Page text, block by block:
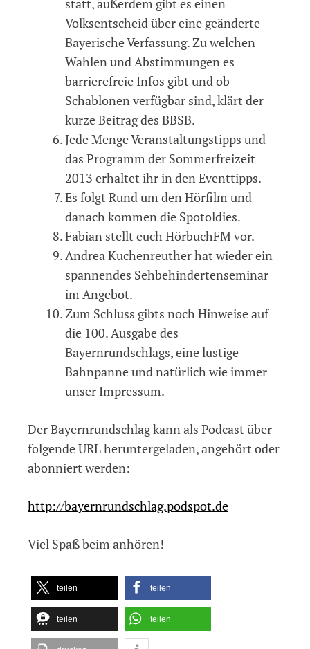
Volksentscheid über eine geänderte
Bayerische Verfassung. Zu welchen
Wahlen und Abstimmungen es
barrierefreie Infos gibt und ob
Schablonen verfügbar sind, klärt der
kurze Beitrag des BBSB.
Jede Menge Veranstaltungstipps und
das Programm der Sommerfreizeit
2013 erhaltet ihr in den Eventtipps.
Es folgt Rund um den Hörfilm und
danach kommen die Spotoldies.
Fabian stellt euch HörbuchFM vor.
Andrea Kuchenreuther hat wieder ein
spannendes Sehbehindertenseminar
im Angebot.
Zum Schluss gibts noch Hinweise auf
die 100. Ausgabe des
Bayernrundschlags, eine lustige
Bahnpanne und natürlich wie immer
unser Impressum.
Der Bayernrundschlag kann als Podcast über
folgende URL heruntergeladen, angehört oder
abonniert werden:
http://bayernrundschlag.podspot.de
Viel Spaß beim anhören!
teilen teilen
teilen teilen